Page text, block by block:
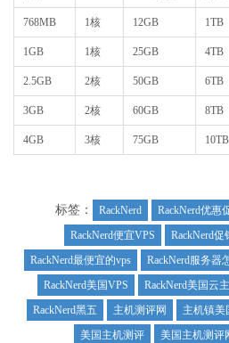
768MB 1核 12GB 1TB
1GB 1核 25GB 4TB
2.5GB 2核 50GB 6TB
3GB 2核 60GB 8TB
4GB 3核 75GB 10TB
标签： RackNerd RackNerd优惠
RackNerd便宜VPS
RackNerd促
RackNerd最便宜的vps
RackNerd服务器
RackNerd美国VPS
RackNerd美国云
RackNerd黑五
主机测评网 主机镇美
美国主机测评
美国主机测评